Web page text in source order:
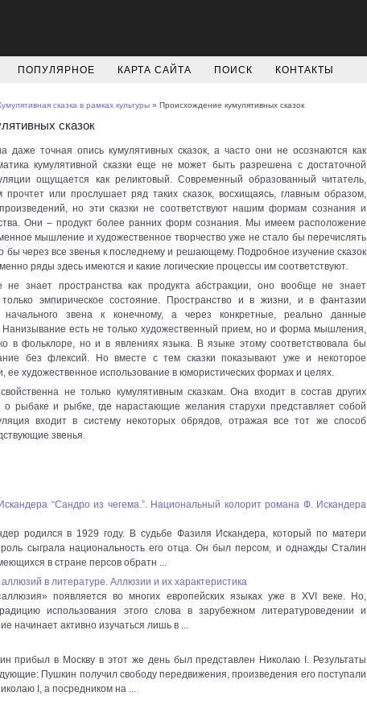
ПОПУЛЯРНОЕ КАРТА САЙТА ПОИСК КОНТАКТЫ
сказка в рамках культуры » Происхождение кумулятивных сказок
сказок
даже точная опись кумулятивных сказок, а часто они не осознаются как
кумулятивной сказки еще не может быть разрешена с достаточной
ощущается как реликтовый. Современный образованный читатель,
прочтет или прослушает ряд таких сказок, восхищаясь, главным образом,
но эти сказки не соответствуют нашим формам сознания и
Они – продукт более ранних форм сознания. Мы имеем расположение
мышление и художественное творчество уже не стало бы перечислять
бы через все звенья к последнему и решающему. Подробное изучение сказок
ряды здесь имеются и какие логические процессы им соответствуют.
знает пространства как продукта абстракции, оно вообще не знает
эмпирическое состояние. Пространство и в жизни, и в фантазии
звена к конечному, а через конкретные, реально данные
Нанизывание есть не только художественный прием, но и форма мышления,
в фольклоре, но и в явлениях языка. В языке этому соответствовала бы
без флексий. Но вместе с тем сказки показывают уже и некоторое
ее художественное использование в юмористических формах и целях.
не только кумулятивным сказкам. Она входит в состав других
о рыбаке и рыбке, где нарастающие желания старухи представляет собой
входит в систему некоторых обрядов, отражая все тот же способ
звенья.
“Сандро из чегема.”. Национальный колорит романа Ф. Искандера
родился в 1929 году. В судьбе Фазиля Искандера, который по матери
сыграла национальность его отца. Он был персом, и однажды Сталин
в стране персов обратн ...
в литературе. Аллюзии и их характеристика
появляется во многих европейских языках уже в XVI веке. Но,
использования этого слова в зарубежном литературоведении и
начинает активно изучаться лишь в ...
прибыл в Москву в этот же день был представлен Николаю I. Результаты
Пушкин получил свободу передвижения, произведения его поступали
I, а посредником на ...